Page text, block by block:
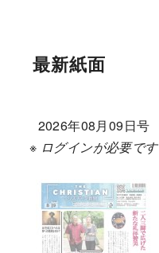
最新紙面
2026年08月09日号
※ ログインが必要です